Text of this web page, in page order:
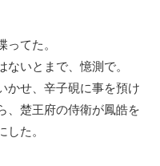
ってた。
ないとまで、憶測で。
かせ、辛子硯に事を預け
、楚王府の侍衛が鳳皓を
た。